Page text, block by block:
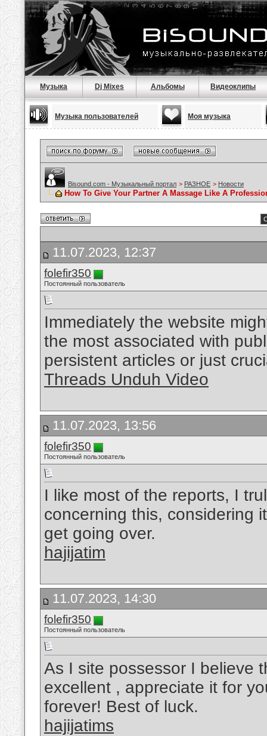
Музыка Dj Mixes Альбомы Видеоклипы
Музыка пользователей Моя музыка
Bisound.com - Музыкальный портал > РАЗНОЕ > Новости
How To Give Your Partner A Massage Like A
11.07.2023, 12:37
folefir350
Постоянный пользователь
Immediately the website
the most associated with
persistent articles or just
Threads Unduh Video
11.07.2023, 13:56
folefir350
Постоянный пользователь
I like most of the reports, I
concerning this, considering
get going over.
hajijatim
11.07.2023, 14:30
folefir350
Постоянный пользователь
As I site possessor I believe
excellent , appreciate it for
forever! Best of luck.
hajijatims